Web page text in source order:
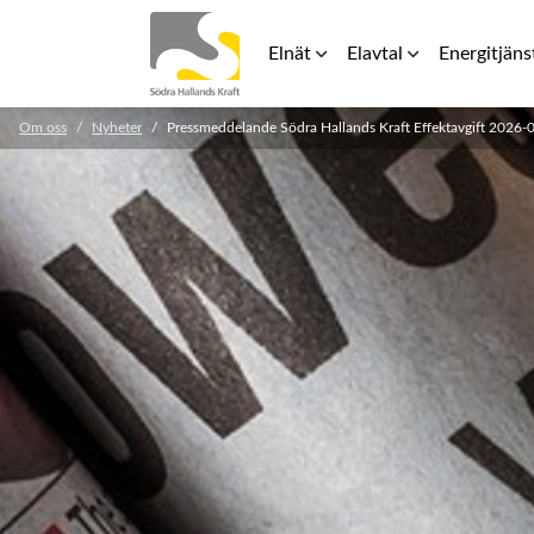
Elnät
Elnätspriser
För elinstallatörer
Säkerhetsavstånd kraftledning
RFG
Elavtal
Rörligt elpris
Teckna avtal
Laddbox
Energilager
Om oss Nyheter Pressmeddelande Södra Hallands Kraft Effektavgift 2026-